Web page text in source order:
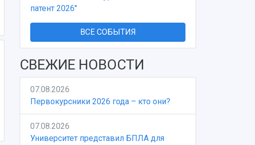
патент 2026"
ВСЕ СОБЫТИЯ
СВЕЖИЕ НОВОСТИ
07.08.2026
Первокурсники 2026 года – кто они?
07.08.2026
Университет представил БПЛА для